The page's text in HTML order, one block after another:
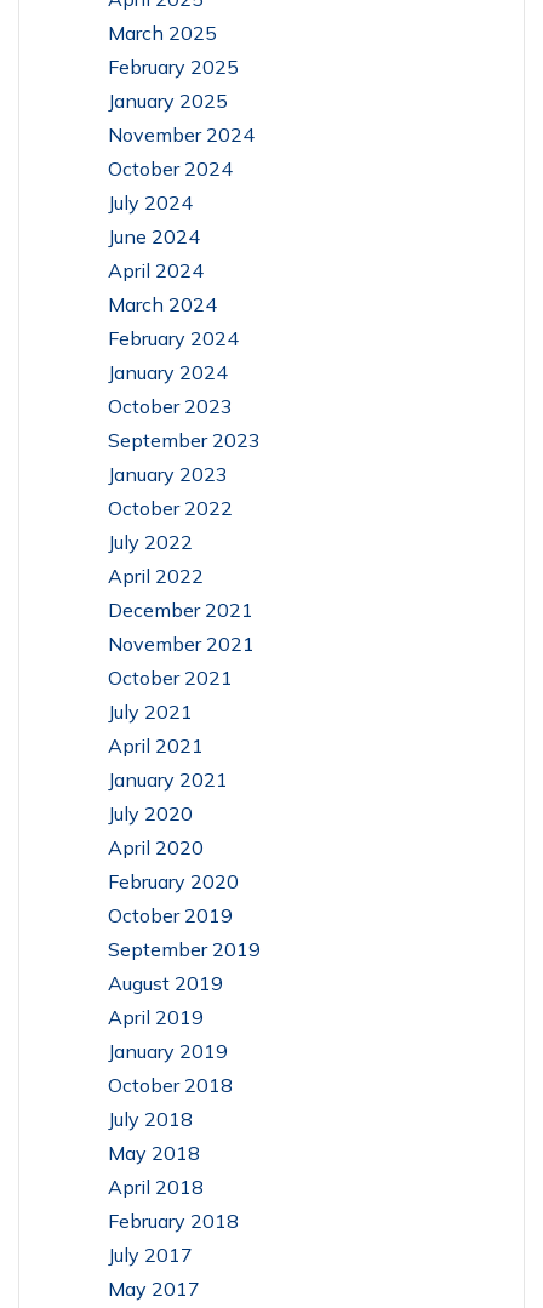
March 2025
February 2025
January 2025
November 2024
October 2024
July 2024
June 2024
April 2024
March 2024
February 2024
January 2024
October 2023
September 2023
January 2023
October 2022
July 2022
April 2022
December 2021
November 2021
October 2021
July 2021
April 2021
January 2021
July 2020
April 2020
February 2020
October 2019
September 2019
August 2019
April 2019
January 2019
October 2018
July 2018
May 2018
April 2018
February 2018
July 2017
May 2017